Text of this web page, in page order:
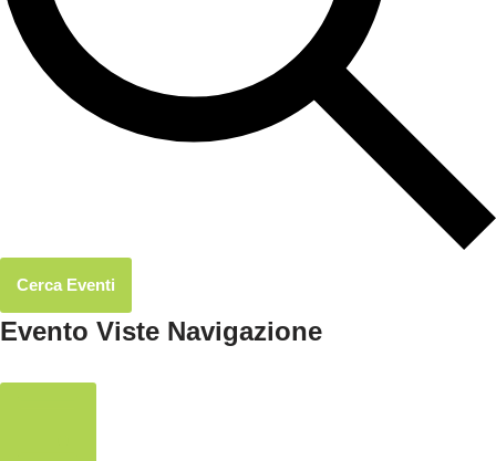
Cerca Eventi
Evento Viste Navigazione